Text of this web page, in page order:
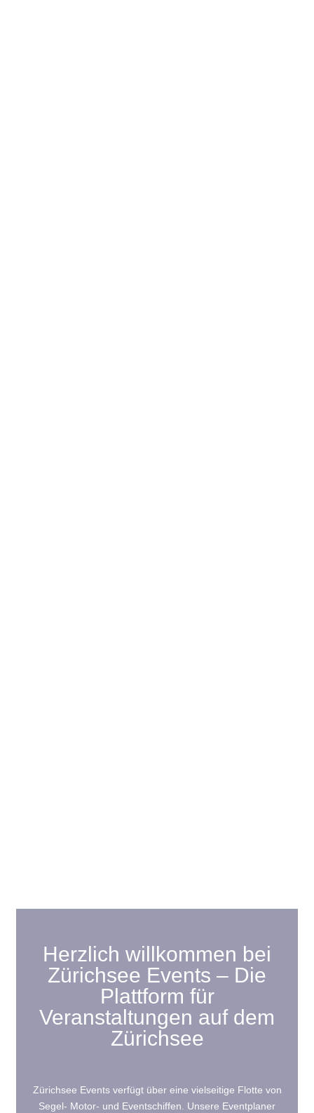
Herzlich willkommen bei
Zürichsee Events – Die
Plattform für
Veranstaltungen auf dem
Zürichsee
Zürichsee Events verfügt über eine vielseitige Flotte von
Segel- Motor- und Eventschiffen. Unsere Eventplaner